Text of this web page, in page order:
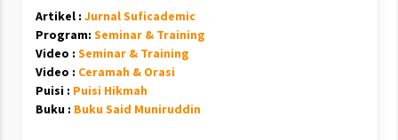
Artikel : Jurnal Suficademic
Program: Seminar & Training
Video : Seminar & Training
Video : Ceramah & Orasi
Puisi : Puisi Hikmah
Buku : Buku Said Muniruddin